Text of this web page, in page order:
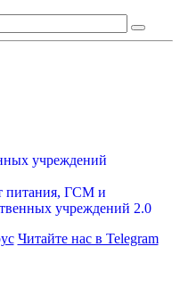
учреждений
питания, ГСМ и
учреждений 2.0
Читайте нас в Telegram